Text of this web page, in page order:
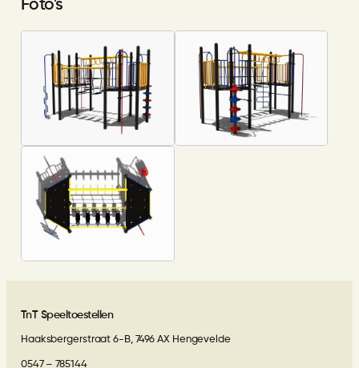
Foto's
TnT Speeltoestellen
Haaksbergerstraat 6-B, 7496 AX Hengevelde
0547 – 785144